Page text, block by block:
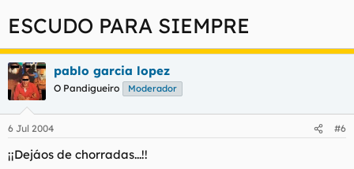
ESCUDO PARA SIEMPRE
pablo garcia lopez
O Pandigueiro Moderador
6 Jul 2004 #6
¡¡Dejáos de chorradas...!!